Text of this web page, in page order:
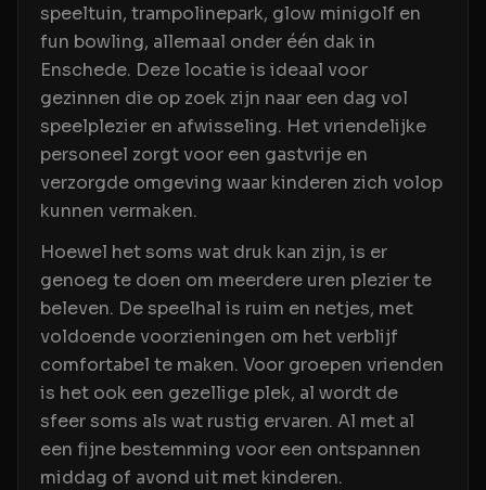
speeltuin, trampolinepark, glow minigolf en
fun bowling, allemaal onder één dak in
Enschede. Deze locatie is ideaal voor
gezinnen die op zoek zijn naar een dag vol
speelplezier en afwisseling. Het vriendelijke
personeel zorgt voor een gastvrije en
verzorgde omgeving waar kinderen zich volop
kunnen vermaken.
Hoewel het soms wat druk kan zijn, is er
genoeg te doen om meerdere uren plezier te
beleven. De speelhal is ruim en netjes, met
voldoende voorzieningen om het verblijf
comfortabel te maken. Voor groepen vrienden
is het ook een gezellige plek, al wordt de
sfeer soms als wat rustig ervaren. Al met al
een fijne bestemming voor een ontspannen
middag of avond uit met kinderen.